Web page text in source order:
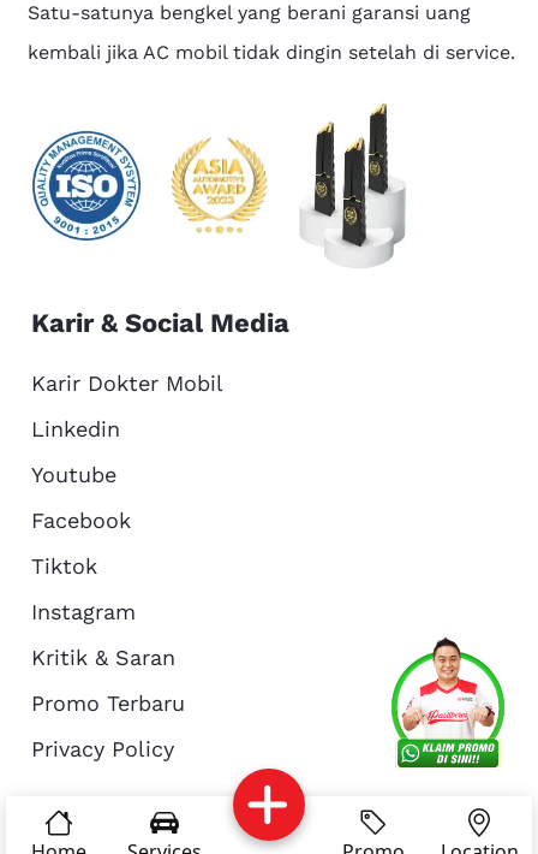
About Us
Reservasi Article
Satu-satunya bengkel yang berani garansi uang
kembali jika AC mobil tidak dingin setelah di service.
Karir & Social Media
Karir Dokter Mobil
Linkedin
Youtube
Facebook
Tiktok
Instagram
Kritik & Saran
Promo Terbaru
Privacy Policy
© Copyright 2026 - Dokter Mobil Indonesia